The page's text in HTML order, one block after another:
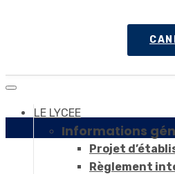
LE LYCEE
Informations
Projet
Règlement